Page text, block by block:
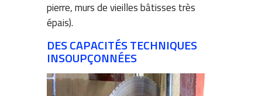
pierre, murs de vieilles bâtisses très
épais).
DES CAPACITÉS TECHNIQUES
INSOUPÇONNÉES